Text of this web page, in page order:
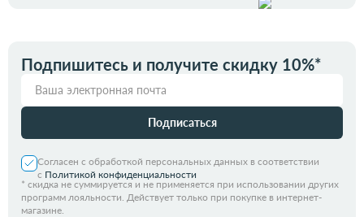
Подпишитесь и получите скидку 10%*
Подписаться
Согласен с обработкой персональных данных в соответствии
с Политикой конфиденциальности
* скидка не суммируется и не применяется при использовании других
программ лояльности. Действует только при покупке в интернет-
магазине.